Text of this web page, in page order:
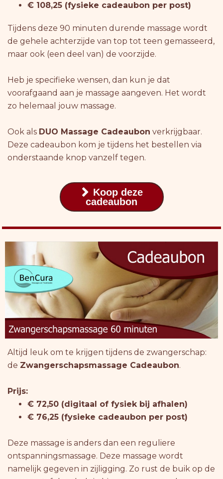
€ 108,25 (fysieke cadeaubon per post)
Tijdens deze 90 minuten durende massage wordt
de gehele achterzijde van top tot teen gemasseerd,
maar ook (een deel van) de voorzijde.
Heb je specifieke wensen, dan kun je dat
voorafgaand aan je massage aangeven. Het wordt
zo helemaal jouw massage.
Ook als DUO Massage Cadeaubon verkrijgbaar.
Deze cadeaubon kom je tijdens het bestellen via
onderstaande knop vanzelf tegen.
 Koop deze
cadeaubon
Altijd leuk om te krijgen tijdens de zwangerschap:
de Zwangerschapsmassage Cadeaubon.
Prijs:
€ 72,50 (digitaal of fysiek bij afhalen)
€ 76,25 (fysieke cadeaubon per post)
Deze massage is anders dan een reguliere
ontspanningsmassage. Deze massage wordt
namelijk gegeven in zijligging. Zo rust de buik op de